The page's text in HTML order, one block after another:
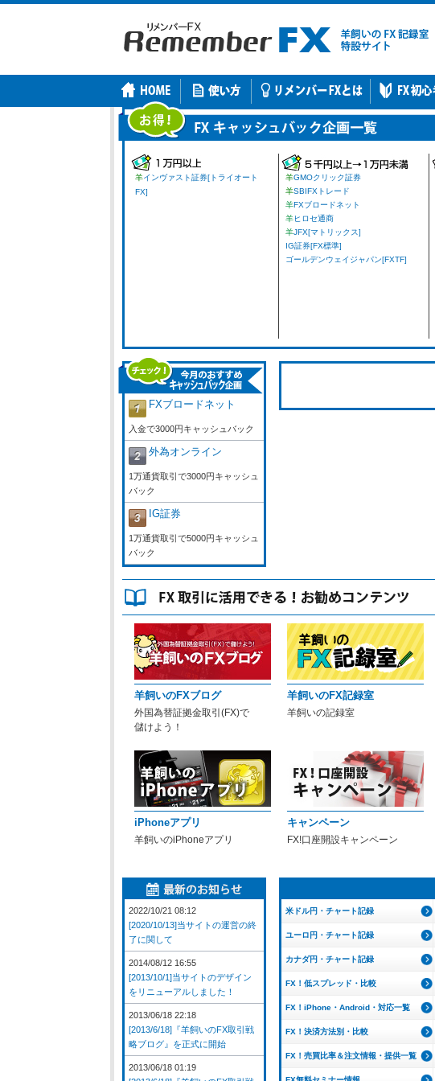
羊インヴァスト証券[トライオート
FX]
羊GMOクリック証券
羊SBIFXトレード
羊FXブロードネット
羊ヒロセ通商
羊JFX[マトリックス]
IG証券[FX標準]
ゴールデンウェイジャパン[FXTF]
FXブロードネット
入金で3000円キャッシュバック
外為オンライン
1万通貨取引で3000円キャッシュ
バック
IG証券
1万通貨取引で5000円キャッシュ
バック
羊飼いのFXブログ
外国為替証拠金取引(FX)で
儲けよう！
羊飼いのFX記録室
羊飼いの記録室
iPhoneアプリ
羊飼いのiPhoneアプリ
キャンペーン
FX!口座開設キャンペーン
米ドル円・チャート記録
ユーロ円・チャート記録
カナダ円・チャート記録
FX！低スプレッド・比較
FX！iPhone・Android・対応一覧
FX！決済方法別・比較
FX！売買比率＆注文情報・提供一覧
2022/10/21 08:12
[2020/10/13]当サイトの運営の終
了に関して
2014/08/12 16:55
[2013/10/1]当サイトのデザイン
をリニューアルしました！
2013/06/18 22:18
[2013/6/18]『羊飼いのFX取引戦
略ブログ』を正式に開始
2013/06/18 01:19